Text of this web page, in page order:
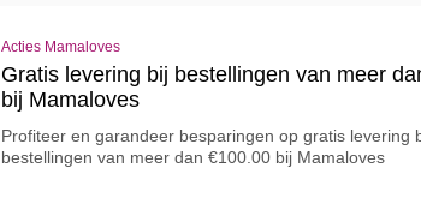
Acties Mamaloves
Gratis levering bij bestellingen van meer
bij Mamaloves
Profiteer en garandeer besparingen op gratis levering
bestellingen van meer dan €100.00 bij Mamaloves